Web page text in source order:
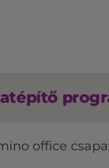
office